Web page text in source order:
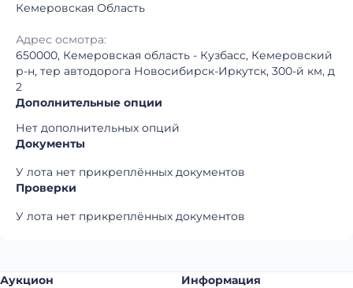
Кемеровская Область
Адрес осмотра:
650000, Кемеровская область - Кузбасс, Кемеровский
р-н, тер автодорога Новосибирск-Иркутск, 300-й км, д
2
Дополнительные опции
Нет дополнительных опций
Документы
У лота нет прикреплённых документов
Проверки
У лота нет прикреплённых документов
Аукцион Информация